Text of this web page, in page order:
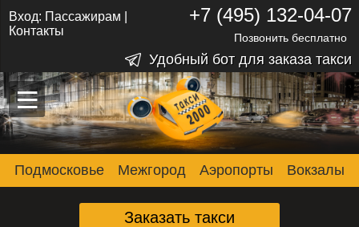
–
–
–
Вход: Пассажирам
Контакты
+7 (495) 132-04-07
Позвонить бесплатно
Удобный бот для заказа такси
Подмосковье Межгород Аэропорты Вокзалы
Заказать такси